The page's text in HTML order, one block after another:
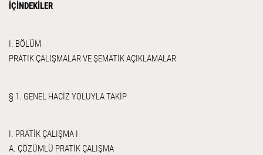
İÇİNDEKİLER
I. BÖLÜM
PRATİK ÇALIŞMALAR VE ŞEMATİK AÇIKLAMALAR
§ 1. GENEL HACİZ YOLUYLA TAKİP
I. PRATİK ÇALIŞMA I
A. ÇÖZÜMLÜ PRATİK ÇALIŞMA